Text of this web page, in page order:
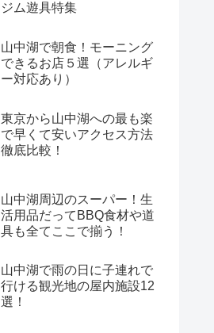
ジム遊具特集
山中湖で朝食！モーニング
できるお店５選（アレルギ
ー対応あり）
東京から山中湖への最も楽
で早くて安いアクセス方法
徹底比較！
山中湖周辺のスーパー！生
活用品だってBBQ食材や道
具も全てここで揃う！
山中湖で雨の日に子連れで
行ける観光地の屋内施設12
選！